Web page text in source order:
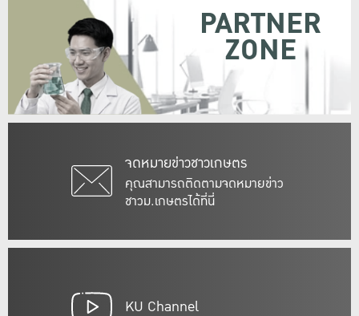
จดหมายข่าวชาวเกษตร
คุณสามารถติดตามจดหมายข่าว
ชาวม.เกษตรได้ที่นี่
PARTNER
ZONE
KU Channel